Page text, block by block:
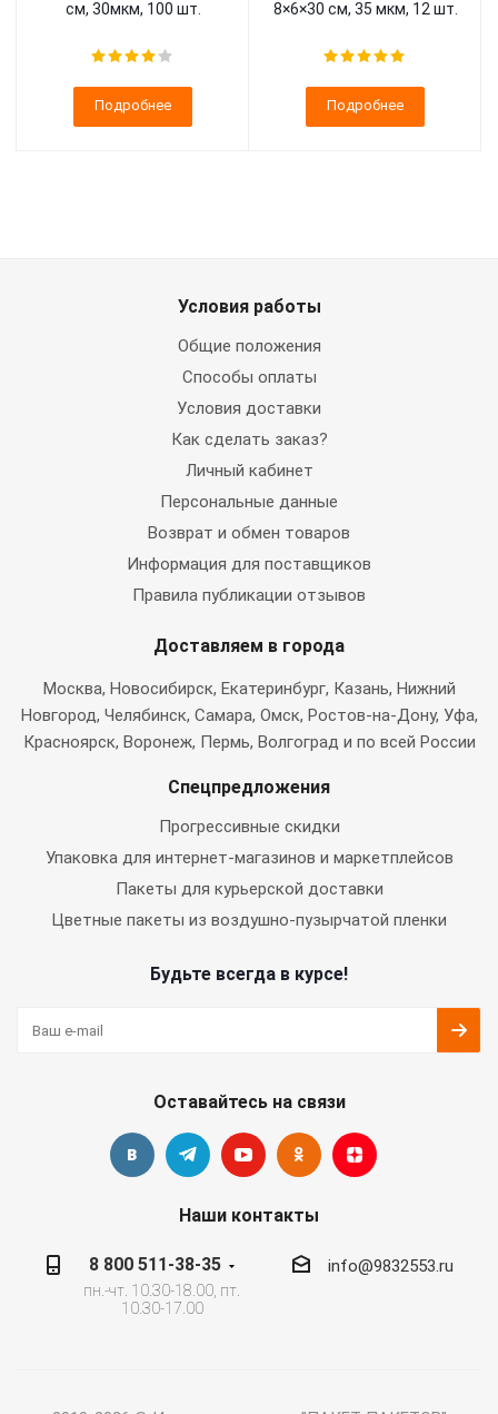
см, 30мкм, 100 шт.
Подробнее
8×6×30 см, 35 мкм, 12 шт.
Подробнее
Условия работы
Общие положения
Способы оплаты
Условия доставки
Как сделать заказ?
Личный кабинет
Персональные данные
Возврат и обмен товаров
Информация для поставщиков
Правила публикации отзывов
Доставляем в города
Москва, Новосибирск, Екатеринбург, Казань, Нижний
Новгород, Челябинск, Самара, Омск, Ростов-на-Дону, Уфа,
Красноярск, Воронеж, Пермь, Волгоград и по всей России
Спецпредложения
Прогрессивные скидки
Упаковка для интернет-магазинов и маркетплейсов
Пакеты для курьерской доставки
Цветные пакеты из воздушно-пузырчатой пленки
Будьте всегда в курсе!
Оставайтесь на связи
Наши контакты
8 800 511-38-35
пн.-чт. 10.30-18.00, пт.
10.30-17.00
info@9832553.ru